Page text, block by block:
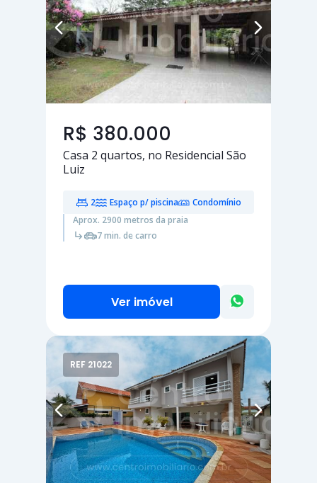
R$ 380.000
Casa 2 quartos, no Residencial São
Luiz
2 Espaço p/ piscina
Condomínio
Aprox. 2900 metros da praia
7 min. de carro
Ver imóvel
REF 21022